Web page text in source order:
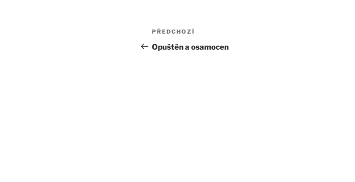
Navigace
pro
Předchozí
příspěvek
PŘEDCHOZÍ
Opuštěn a osamocen